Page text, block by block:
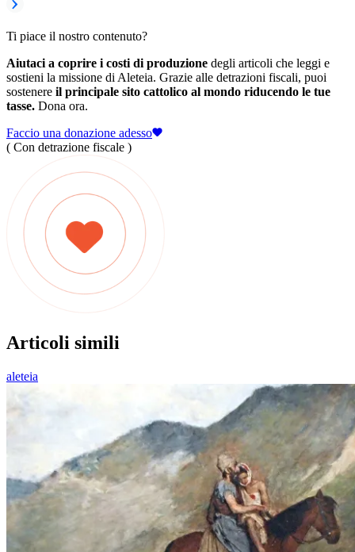
Ti piace il nostro contenuto?
Aiutaci a coprire i costi di produzione degli articoli che leggi e
sostieni la missione di Aleteia. Grazie alle detrazioni fiscali, puoi
sostenere il principale sito cattolico al mondo riducendo le tue
tasse. Dona ora.
Faccio una donazione adesso
( Con detrazione fiscale )
Articoli simili
aleteia